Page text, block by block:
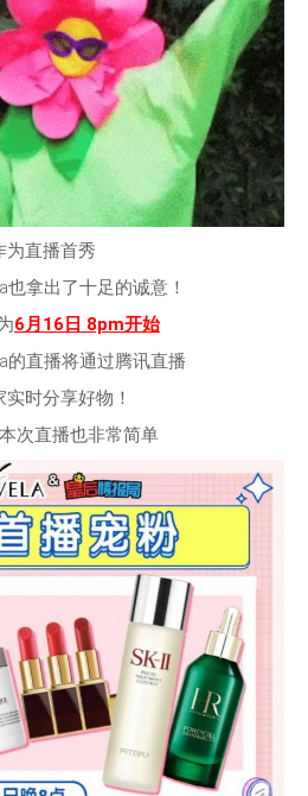
为直播首秀
也拿出了十足的诚意！
6月16日 8pm开始
的直播将通过腾讯直播
实时分享好物！
次直播也非常简单